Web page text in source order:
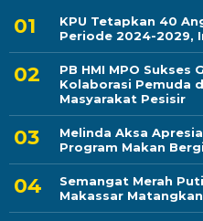
KPU Tetapkan 40
Periode 2024-2029,
PB HMI MPO
Kolaborasi Pemuda
Masyarakat Pesisir
Melinda Aksa
Program Makan
Semangat Merah
Makassar Matangkan